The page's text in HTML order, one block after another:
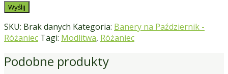
SKU: Brak danych Kategoria: Banery na Październik -
Różaniec Tagi: Modlitwa, Różaniec
Podobne produkty